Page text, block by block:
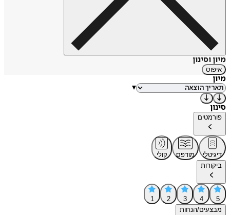
מיון וסינון
איפוס
מיון
▾
סינון
פורמטים
דיגיטלי מודפס
קולי
ביקורות
5
4
3
2
1
מבצעים/הנחות